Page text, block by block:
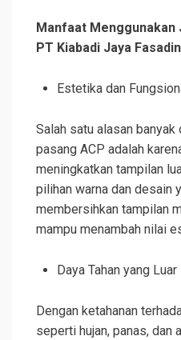
Manfaat Menggunakan
PT Kiabadi Jaya
Estetika dan
Salah satu alasan
pasang ACP adalah
meningkatkan tampilan
pilihan warna dan desain
membersihkan tampilan
mampu menambah nilai
Daya Tahan yang
Dengan ketahanan
seperti hujan, panas, dan